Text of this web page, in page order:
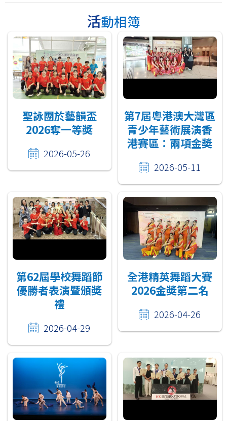
活動相簿
聖詠團於藝韻盃
2026奪一等奬
2026-05-26
第7屆粵港澳大灣區
青少年藝術展演香
港賽區：兩項金奬
2026-05-11
第62屆學校舞蹈節
優勝者表演暨頒奬
禮
2026-04-29
全港精英舞蹈大賽
2026金奬第二名
2026-04-26